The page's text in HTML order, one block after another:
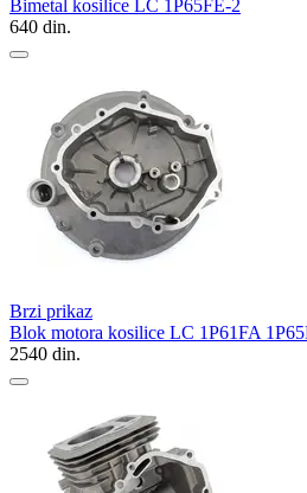
Bimetal kosilice LC 1P65FE-2
640 din.
Brzi prikaz
Blok motora kosilice LC 1P61FA
2540 din.